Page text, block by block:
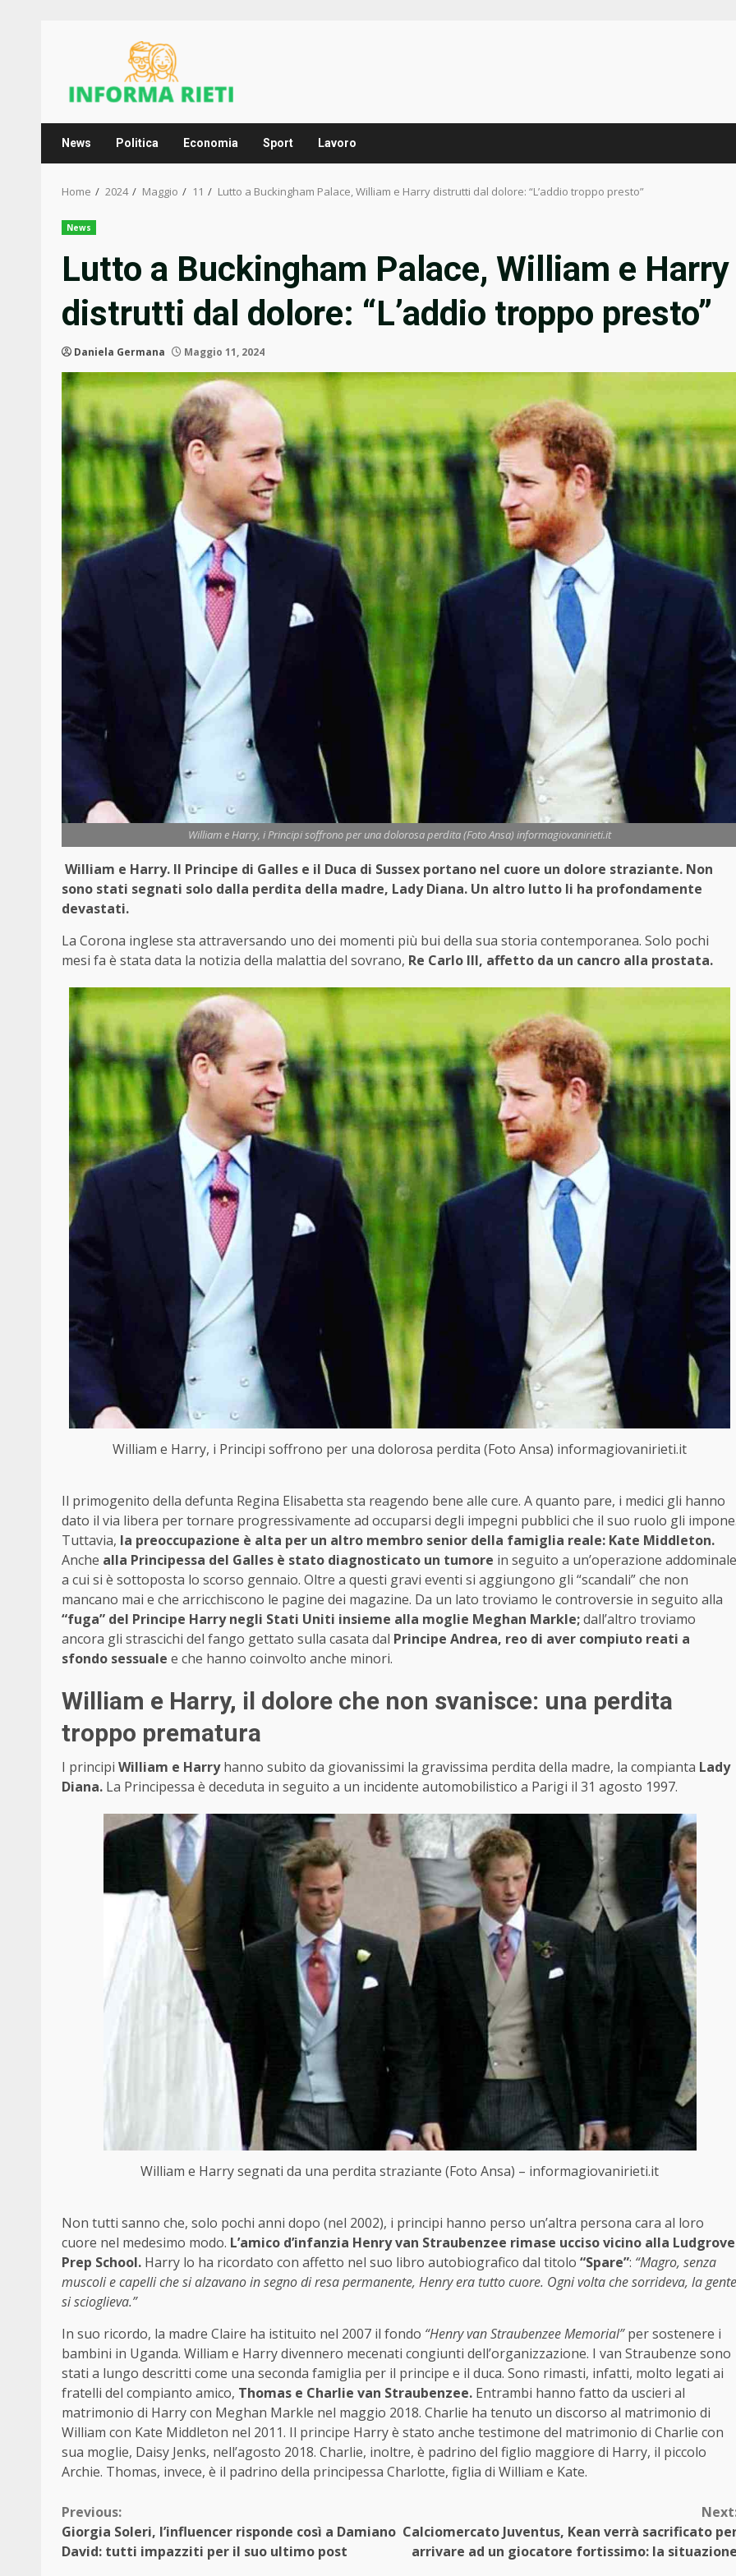
News Politica Economia Sport Lavoro
Home 2024 Maggio 11 Lutto a Buckingham Palace, William e Harry distrutti dal dolore: “L’addio troppo presto”
News
Lutto a Buckingham Palace, William e Harry
distrutti dal dolore: “L’addio troppo presto”
Daniela Germana Maggio 11, 2024
William e Harry, i Principi soffrono per una dolorosa perdita (Foto Ansa) informagiovanirieti.it
William e Harry. Il Principe di Galles e il Duca di Sussex portano nel cuore un dolore straziante. Non
sono stati segnati solo dalla perdita della madre, Lady Diana. Un altro lutto li ha profondamente
devastati.
La Corona inglese sta attraversando uno dei momenti più bui della sua storia contemporanea. Solo pochi
mesi fa è stata data la notizia della malattia del sovrano, Re Carlo III, affetto da un cancro alla prostata.
William e Harry, i Principi soffrono per una dolorosa perdita (Foto Ansa) informagiovanirieti.it
Il primogenito della defunta Regina Elisabetta sta reagendo bene alle cure. A quanto pare, i medici gli hanno
dato il via libera per tornare progressivamente ad occuparsi degli impegni pubblici che il suo ruolo gli
Tuttavia, la preoccupazione è alta per un altro membro senior della famiglia reale: Kate Middleton.
Anche alla Principessa del Galles è stato diagnosticato un tumore in seguito a un’operazione addominale
a cui si è sottoposta lo scorso gennaio. Oltre a questi gravi eventi si aggiungono gli “scandali” che non
mancano mai e che arricchiscono le pagine dei magazine. Da un lato troviamo le controversie in seguito alla
“fuga” del Principe Harry negli Stati Uniti insieme alla moglie Meghan Markle;dall’altro troviamo
ancora gli strascichi del fango gettato sulla casata dal Principe Andrea, reo di aver compiuto reati a
sfondo sessuale e che hanno coinvolto anche minori.
William e Harry, il dolore che non svanisce: una perdita
troppo prematura
I principi William e Harryhanno subito da giovanissimi la gravissima perdita della madre, la compianta Lady
Diana. La Principessa è deceduta in seguito a un incidente automobilistico a Parigi il 31 agosto 1997.
William e Harry segnati da una perdita straziante (Foto Ansa) – informagiovanirieti.it
Non tutti sanno che, solo pochi anni dopo (nel 2002), i principi hanno perso un’altra persona cara al loro
cuore nel medesimo modo. L’amico d’infanzia Henry van Straubenzee rimase ucciso vicino alla Ludgrove
Prep School. Harry lo ha ricordato con affetto nel suo libro autobiografico dal titolo “Spare”: “Magro, senza
muscoli e capelli che si alzavano in segno di resa permanente, Henry era tutto cuore. Ogni volta che sorrideva, la gente
si scioglieva.”
In suo ricordo, la madre Claire ha istituito nel 2007 il fondo “Henry van Straubenzee Memorial”per sostenere i
bambini in Uganda. William e Harry divennero mecenati congiunti dell’organizzazione. I van Straubenze sono
stati a lungo descritti come una seconda famiglia per il principe e il duca. Sono rimasti, infatti, molto legati ai
fratelli del compianto amico, Thomas e Charlie van Straubenzee. Entrambi hanno fatto da uscieri al
matrimonio di Harry con Meghan Markle nel maggio 2018. Charlie ha tenuto un discorso al matrimonio di
William con Kate Middleton nel 2011. Il principe Harry è stato anche testimone del matrimonio di Charlie con
sua moglie, Daisy Jenks, nell’agosto 2018. Charlie, inoltre, è padrino del figlio maggiore di Harry, il piccolo
Archie. Thomas, invece, è il padrino della principessa Charlotte, figlia di William e Kate.
Continue
Reading
Previous:
Giorgia Soleri, l’influencer risponde così a Damiano
David: tutti impazziti per il suo ultimo post
Calciomercato Juventus, Kean verrà sacrificato
arrivare ad un giocatore fortissimo: la